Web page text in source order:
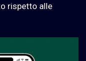
rispetto alle